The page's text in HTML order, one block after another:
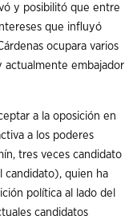
y posibilitó que entre
que influyó
ocupara varios
actualmente embajador
a la oposición en
a los poderes
tres veces candidato
candidato), quien ha
política al lado del
candidatos